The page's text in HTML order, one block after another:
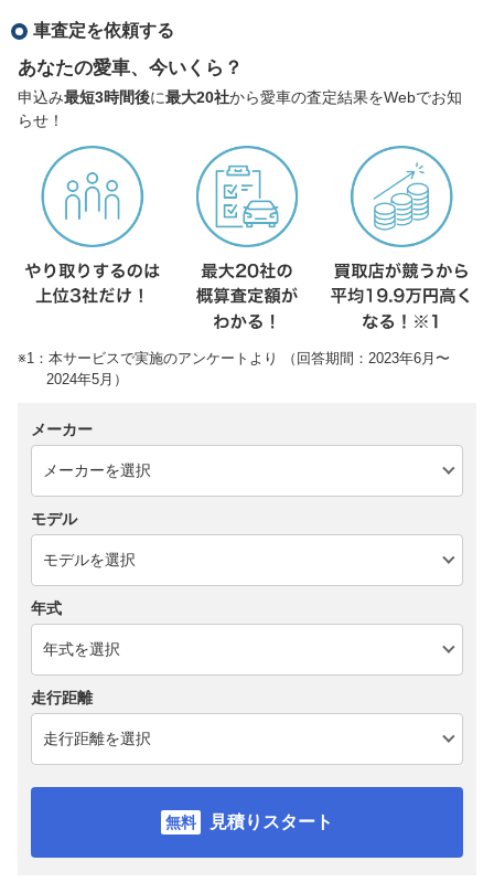
車査定を依頼する
あなたの愛車、今いくら？
申込み最短3時間後に最大20社から愛車の査定結果をWebでお知
らせ！
※1：本サービスで実施のアンケートより （回答期間：2023年6月〜
2024年5月）
メーカー
モデル
年式
走行距離
見積りスタート